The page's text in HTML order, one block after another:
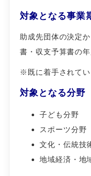
対象となる事業
助成先団体の決定
書・収支予算書の
※既に着手されてい
対象となる分野
子ども分野
スポーツ分野
文化・伝統技
地域経済・地